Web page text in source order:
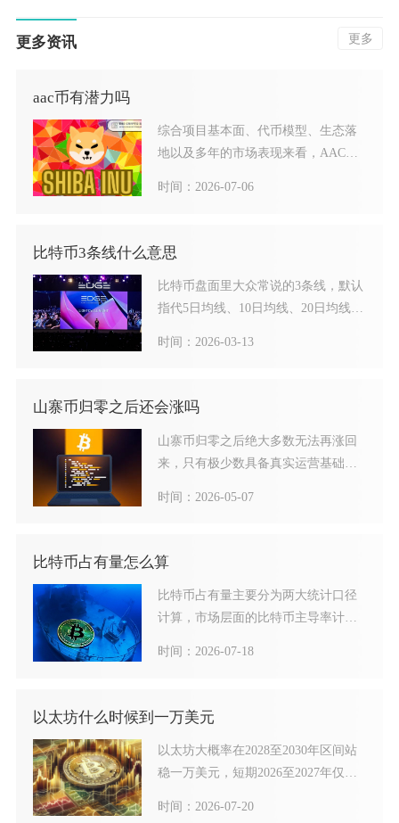
更多资讯 更多
aac币有潜力吗
综合项目基本面、代币模型、生态落
地以及多年的市场表现来看，AAC币
时间：2026-07-06
比特币3条线什么意思
比特币盘面里大众常说的3条线，默认
指代5日均线、10日均线、20日均线三
时间：2026-03-13
山寨币归零之后还会涨吗
山寨币归零之后绝大多数无法再涨回
来，只有极少数具备真实运营基础的
时间：2026-05-07
比特币占有量怎么算
比特币占有量主要分为两大统计口径
计算，市场层面的比特币主导率计算
时间：2026-07-18
以太坊什么时候到一万美元
以太坊大概率在2028至2030年区间站
稳一万美元，短期2026至2027年仅存
时间：2026-07-20